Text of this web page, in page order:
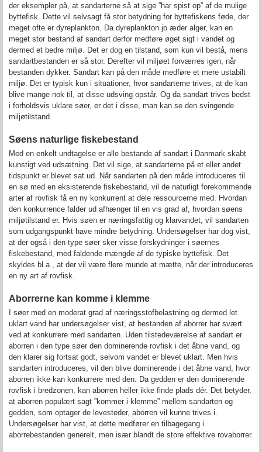
der eksempler på, at sandarterne så at sige ”har spist op” af de mulige
byttefisk. Dette vil selvsagt få stor betydning for byttefiskens føde, der
meget ofte er dyreplankton. Da dyreplankton jo æder alger, kan en
meget stor bestand af sandart derfor medføre øget sigt i vandet og
dermed et bedre miljø. Det er dog en tilstand, som kun vil bestå, mens
sandartbestanden er så stor. Derefter vil miljøet forværres igen, når
bestanden dykker. Sandart kan på den måde medføre et mere ustabilt
miljø. Det er typisk kun i situationer, hvor sandarterne trives, at de kan
blive mange nok til, at disse udsving opstår. Og da sandart trives bedst
i forholdsvis uklare søer, er det i disse, man kan se den svingende
miljøtilstand.
Søens naturlige fiskebestand
Med en enkelt undtagelse er alle bestande af sandart i Danmark skabt
kunstigt ved udsætning. Det vil sige, at sandarterne på et eller andet
tidspunkt er blevet sat ud. Når sandarten på den måde introduceres til
en sø med en eksisterende fiskebestand, vil de naturligt forekommende
arter af rovfisk få en ny konkurrent at dele ressourcerne med. Hvordan
den konkurrence falder ud afhænger til en vis grad af, hvordan søens
miljøtilstand er. Hvis søen er næringsfattig og klarvandet, vil sandarten
som udgangspunkt have mindre betydning. Undersøgelser har dog vist,
at der også i den type søer sker visse forskydninger i søernes
fiskebestand, med faldende mængde af de typiske byttefisk. Det
skyldes bl.a., at der vil være flere munde at mætte, når der introduceres
en ny art af rovfisk.
Aborrerne kan komme i klemme
I søer med en moderat grad af næringsstofbelastning og dermed let
uklart vand har undersøgelser vist, at bestanden af aborrer har svært
ved at konkurrere med sandarten. Uden tilstedeværelse af sandart er
aborren i den type søer den dominerende rovfisk i det åbne vand, og
den klarer sig fortsat godt, selvom vandet er blevet uklart. Men hvis
sandarten introduceres, vil den blive dominerende i det åbne vand, hvor
aborren ikke kan konkurrere med den. Da gedden er den dominerende
rovfisk i bredzonen, kan aborren heller ikke finde plads dér. Det betyder,
at aborren populært sagt ”kommer i klemme” mellem sandarten og
gedden, som optager de levesteder, aborren vil kunne trives i.
Undersøgelser har vist, at dette medfører en tilbagegang i
aborrebestanden generelt, men især blandt de store effektive rovaborrer.